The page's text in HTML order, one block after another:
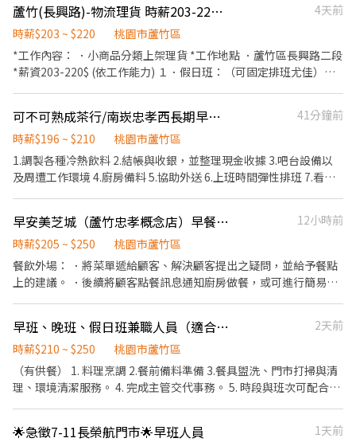
1500 中班：1500-2300 時段班：1700-2300
蘆竹(長興路)-物流理貨 時薪203-220元 可書審.可報班.可日領
4天前
時薪$203 ~ $220
桃園市蘆竹區
*工作內容： ．小商品分類上架理貨 *工作地點 ．蘆竹區長興路二段
*薪資203-220$ (依工作能力) １．假日班：（可固定排班尤佳）
４．兼職：（可穩定排班佳） 08:00-12:00 13:00-17:00 17:30-
20:30（時段可微調） 17:00-22:00（需體檢） 18:00-22:00（需體
檢） 【兼職職缺】 自由報班-週二~週六可報班 【長期職缺】 需配
合貨量加班，加班費依照勞基法計算 *員工福利 ．可書審 ．可日領
6％ ．團體保險 預約面試 ．0982-336-364陳專員
可不可熟成茶行/南崁忠孝西長期早班工讀生（短期勿投）
41分鐘前
時薪$196 ~ $210
桃園市蘆竹區
1.調製各種冷熱飲料 2.結帳與收銀，並整理現金收據 3.吧台設備以
及周遭工作環境 4.廚房備料 5.協助外送 6.上班時間彈性排班 7.看工
早安美芝城（蘆竹忠孝概念店）早餐店長期工讀生
12小時前
時薪$205 ~ $250
桃園市蘆竹區
餐飲外場： ．將菜單遞給顧客、解決顧客提出之疑問，並給予餐點
上的建議。 ．後續將顧客點餐訊息通知廚房做餐，或可進行簡易餐
擔任廚師的助手，處理烹飪前與烹飪中之準備工作與其他餐廳相關
事務。 ．負責洗、剝、削、切各種食材。 ．負責清理工作環境、設
備和餐具。 ．準備不同餐點所需要的食材。 ．協助測量食材的容量
與重量。 ．負責擺盤、打包外帶服務。
早班、晚班、假日班兼職人員（適合加減賺的人，因時數不長）
2天前
時薪$210 ~ $250
桃園市蘆竹區
（有供餐） 1. 料理烹調 2.餐前備料準備 3.餐具盥洗、門市打掃與清
理、環境清潔服務。 4. 完成主管交代事務。 5. 時段與班次可配合門
🌟急徵7-11長榮航門市🌟早班人員
1天前